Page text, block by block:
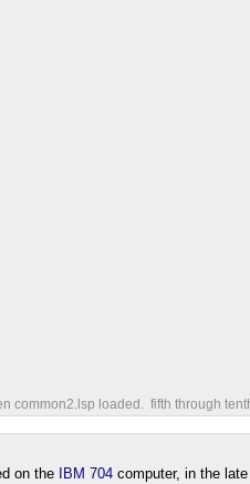
common2.lsp loaded. fifth through
on the IBM 704 computer, in the